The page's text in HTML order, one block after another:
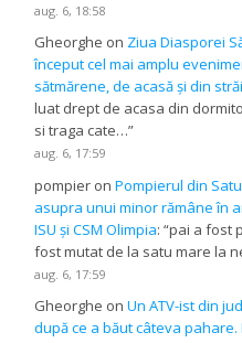
aug. 6, 18:58
Gheorghe on Ziua Diasporei
început cel mai amplu
sătmărene, de acasă și din
luat drept de acasa din
si traga cate…”
aug. 6, 17:59
pompier onPompierul din
asupra unui minor rămâne în
ISU și CSM Olimpia: “pai a fost
fost mutat de la satu mare la
aug. 6, 17:59
Gheorghe onUn ATV-ist din
după ce a băut câteva